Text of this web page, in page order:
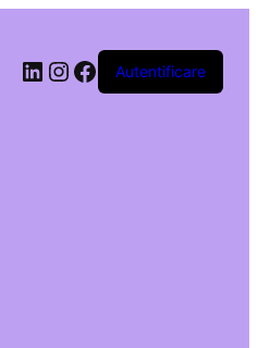
LinkedIn
Instagram
Facebook
Autentificare